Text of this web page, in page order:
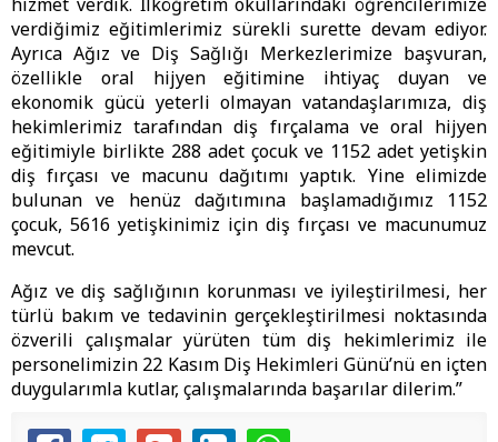
verdiğimiz eğitimlerimiz sürekli surette devam ediyor.
Ayrıca Ağız ve Diş Sağlığı Merkezlerimize başvuran,
özellikle oral hijyen eğitimine ihtiyaç duyan ve
ekonomik gücü yeterli olmayan vatandaşlarımıza, diş
hekimlerimiz tarafından diş fırçalama ve oral hijyen
eğitimiyle birlikte 288 adet çocuk ve 1152 adet yetişkin
diş fırçası ve macunu dağıtımı yaptık. Yine elimizde
bulunan ve henüz dağıtımına başlamadığımız 1152
çocuk, 5616 yetişkinimiz için diş fırçası ve macunumuz
mevcut.
Ağız ve diş sağlığının korunması ve iyileştirilmesi, her
türlü bakım ve tedavinin gerçekleştirilmesi noktasında
özverili çalışmalar yürüten tüm diş hekimlerimiz ile
personelimizin 22 Kasım Diş Hekimleri Günü’nü en içten
duygularımla kutlar, çalışmalarında başarılar dilerim.”